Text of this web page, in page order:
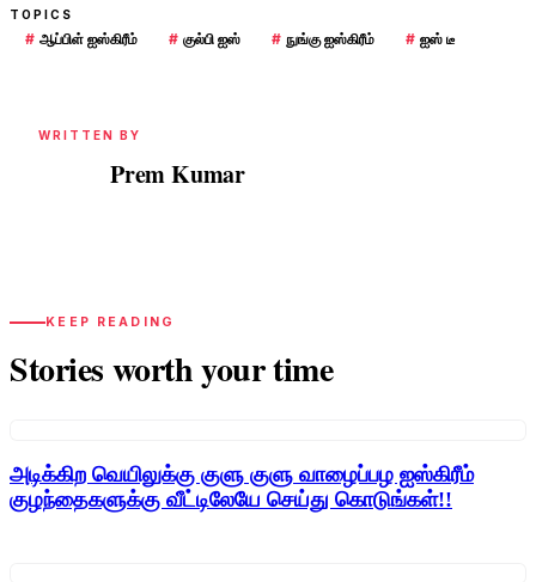
TOPICS
# ஆப்பிள் ஐஸ்கிரீம் # குல்பி ஐஸ் # நுங்கு ஐஸ்கிரீம் # ஐஸ் டீ
WRITTEN BY
Prem Kumar
KEEP READING
Stories worth your time
அடிக்கிற வெயிலுக்கு குளு குளு வாழைப்பழ ஐஸ்கிரீம்
குழந்தைகளுக்கு வீட்டிலேயே செய்து கொடுங்கள்!!